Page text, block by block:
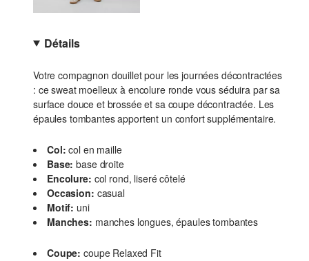
Détails
Votre compagnon douillet pour les journées décontractées
: ce sweat moelleux à encolure ronde vous séduira par sa
surface douce et brossée et sa coupe décontractée. Les
épaules tombantes apportent un confort supplémentaire.
Col: col en maille
Base: base droite
Encolure: col rond, liseré côtelé
Occasion: casual
Motif: uni
Manches: manches longues, épaules tombantes
Coupe: coupe Relaxed Fit